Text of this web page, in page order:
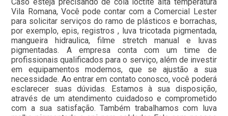
Vila Romana, Você pode contar com a Comercial Lester
para solicitar serviços do ramo de plásticos e borrachas,
por exemplo, epis, registros , luva tricotada pigmentada,
mangueira hidraulica, filme stretch manual e luvas
pigmentadas. A empresa conta com um time de
profissionais qualificados para o serviço, além de investir
em equipamentos modernos, que se ajustão a sua
necessidade. Ao entrar em contato conosco, você poderá
esclarecer suas dúvidas. Estamos à sua disposição,
através de um atendimento cuidadoso e comprometido
com a sua satisfação. Também trabalhamos com luva